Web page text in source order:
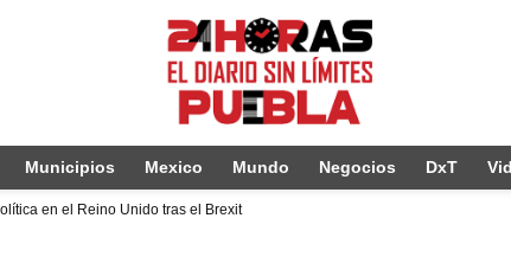
Municipios Mexico Mundo Negocios DxT
en el Reino Unido tras el Brexit